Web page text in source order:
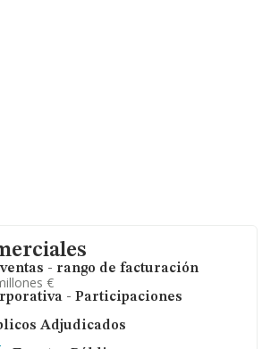
- rango de facturación
€
- Participaciones
Adjudicados